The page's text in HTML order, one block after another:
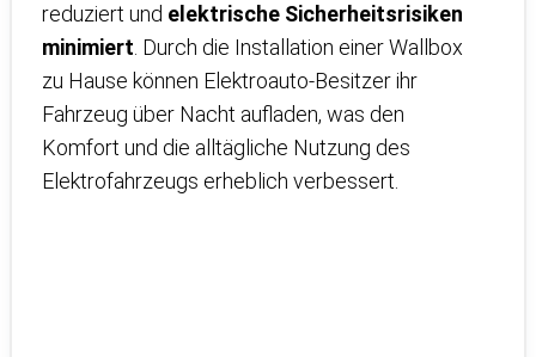
reduziert und elektrische Sicherheitsrisiken
minimiert . Durch die Installation einer Wallbox
zu Hause können Elektroauto-Besitzer ihr
Fahrzeug über Nacht aufladen, was den
Komfort und die alltägliche Nutzung des
Elektrofahrzeugs erheblich verbessert.